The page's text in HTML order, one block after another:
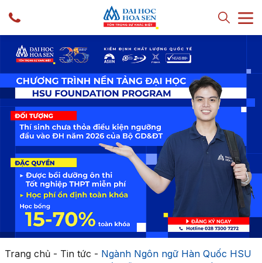
Trang chủ- Tin tức - Ngành Ngôn ngữ Hàn Quốc HSU